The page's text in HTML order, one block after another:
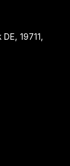
19711,